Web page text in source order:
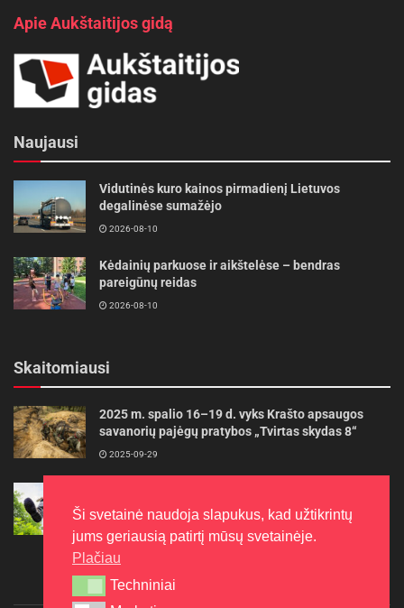
Apie Aukštaitijos gidą
Naujausi
Vidutinės kuro kainos pirmadienį Lietuvos
degalinėse sumažėjo
2026-08-10
Kėdainių parkuose ir aikštelėse – bendras
pareigūnų reidas
2026-08-10
Skaitomiausi
2025 m. spalio 16–19 d. vyks Krašto apsaugos
savanorių pajėgų pratybos „Tvirtas skydas 8“
2025-09-29
ilgiau
2022-06-27
Ši svetainė naudoja slapukus, kad užtikrintų
jums geriausią patirtį mūsų svetainėje.
Plačiau
Techniniai
Techniniai